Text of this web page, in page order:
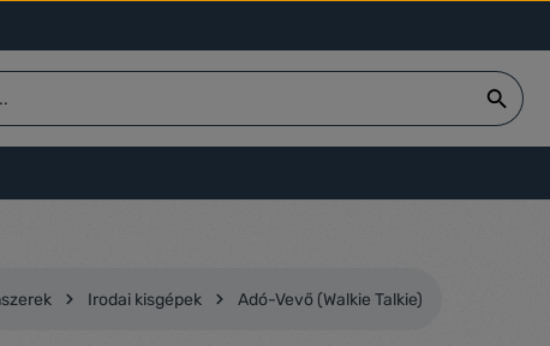
Irodai kisgépek Adó-Vevő (Walkie Talkie)